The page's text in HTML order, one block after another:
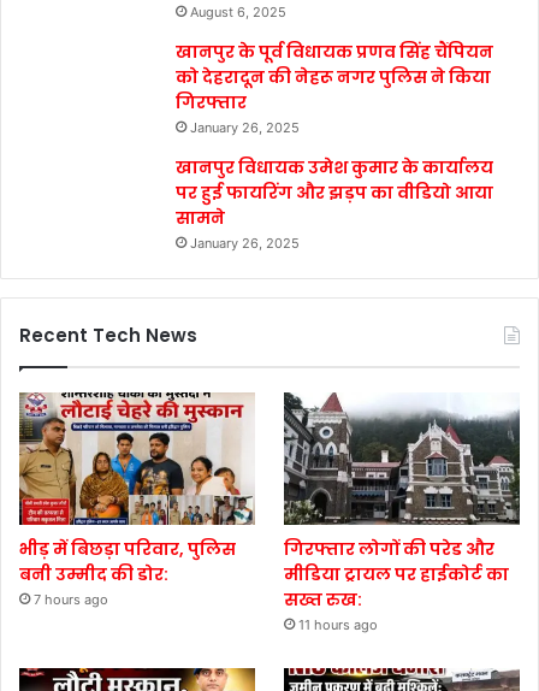
August 6, 2025
खानपुर के पूर्व विधायक प्रणव सिंह चैंपियन
को देहरादून की नेहरू नगर पुलिस ने किया
गिरफ्तार
January 26, 2025
खानपुर विधायक उमेश कुमार के कार्यालय
पर हुई फायरिंग और झड़प का वीडियो आया
सामने
January 26, 2025
Recent Tech News
भीड़ में बिछड़ा परिवार, पुलिस
बनी उम्मीद की डोर:
7 hours ago
गिरफ्तार लोगों की परेड और
मीडिया ट्रायल पर हाईकोर्ट का
सख्त रुख:
11 hours ago